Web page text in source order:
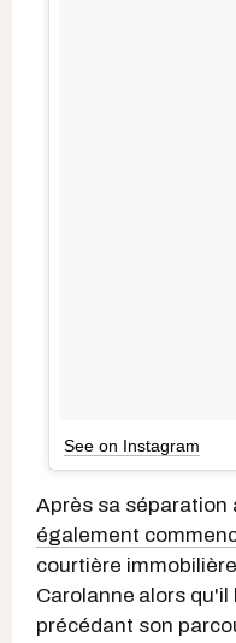
See on Instagram
Après sa séparation
également
courtière
Carolanne alors qu'il
précédant son